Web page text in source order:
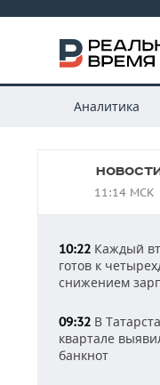
Аналитика
11:14 МСК
10:22 Каждый
готов к
снижением
09:32 В
квартале
банкнот